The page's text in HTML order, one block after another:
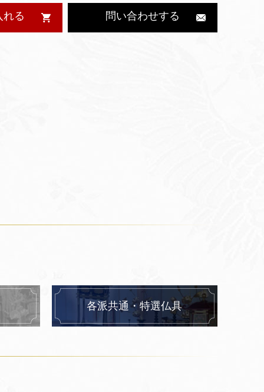
れる 問い合わせする
各派共通・特選仏具